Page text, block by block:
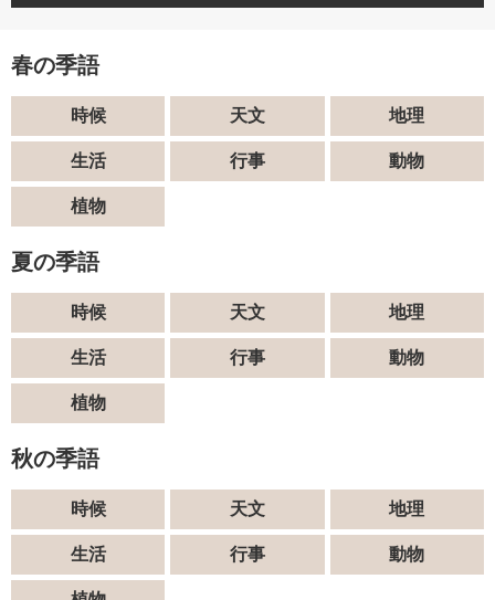
春の季語
時候 天文 地理
生活 行事 動物
植物
夏の季語
時候 天文 地理
生活 行事 動物
植物
秋の季語
時候 天文 地理
生活 行事 動物